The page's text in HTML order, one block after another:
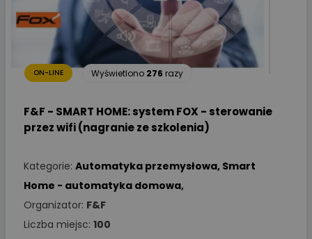
ON-LINE Wyświetlono 276 razy
F&F - SMART HOME: system FOX - sterowanie
przez wifi (nagranie ze szkolenia)
Kategorie: Automatyka przemysłowa, Smart
Home - automatyka domowa,
Organizator: F&F
Liczba miejsc: 100